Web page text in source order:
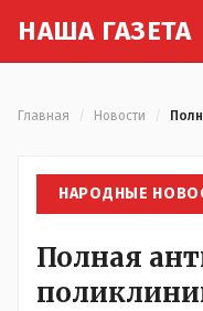
НАША ГАЗЕТА
Главная Новости
НАРОДНЫЕ
Полная